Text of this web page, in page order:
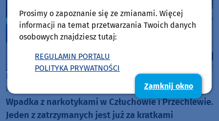
Powiat Człuchowski
piątek, 31 lipca 2026, 13:03
Wpadka z narkotykami w Człuchowie i Przechlewie.
Jeden z zatrzymanych jest już za kratkami
Prosimy o zapoznanie się ze zmianami. Więcej
informacji na temat przetwarzania Twoich danych
osobowych znajdziesz tutaj:
REGULAMIN PORTALU
POLITYKA PRYWATNOŚCI
Zamknij okno